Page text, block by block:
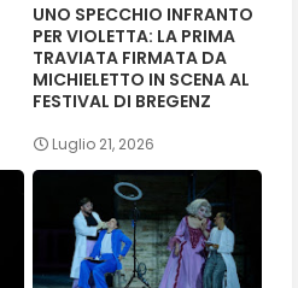
UNO SPECCHIO INFRANTO
PER VIOLETTA: LA PRIMA
TRAVIATA FIRMATA DA
MICHIELETTO IN SCENA AL
FESTIVAL DI BREGENZ
Luglio 21, 2026